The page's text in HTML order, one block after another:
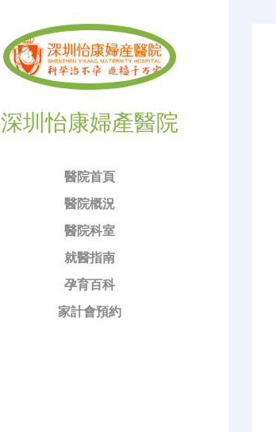
深圳怡康婦產醫院
醫院首頁
醫院概況
醫院科室
就醫指南
孕育百科
家計會預約